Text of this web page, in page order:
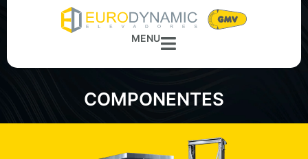
MENU
COMPONENTES